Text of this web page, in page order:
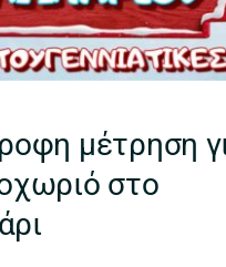
μέτρηση
στο